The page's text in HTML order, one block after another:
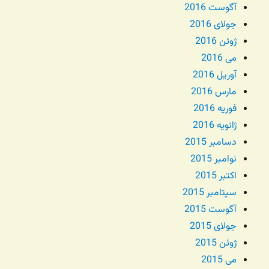
آگوست 2016
جولای 2016
ژوئن 2016
می 2016
آوریل 2016
مارس 2016
فوریه 2016
ژانویه 2016
دسامبر 2015
نوامبر 2015
اکتبر 2015
سپتامبر 2015
آگوست 2015
جولای 2015
ژوئن 2015
می 2015